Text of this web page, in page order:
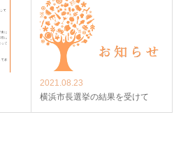
2021.08.23
横浜市長選挙の結果を受けて